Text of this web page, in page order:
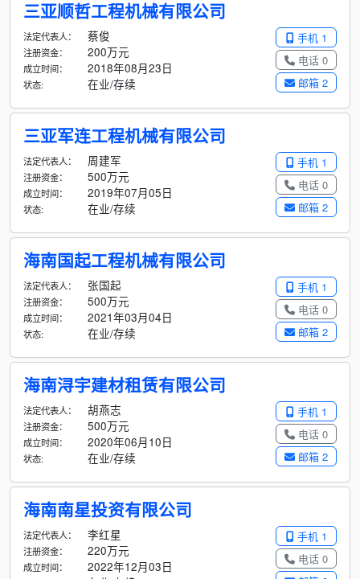
三亚顺哲工程机械有限公司
手机 1
电话 0
邮箱 2
法定代表人： 蔡俊
注册资金： 200万元
成立时间： 2018年08月23日
状态: 在业/存续
三亚军连工程机械有限公司
手机 1
电话 0
邮箱 2
法定代表人： 周建军
注册资金： 500万元
成立时间： 2019年07月05日
状态: 在业/存续
海南国起工程机械有限公司
手机 1
电话 0
邮箱 2
法定代表人： 张国起
注册资金： 500万元
成立时间： 2021年03月04日
状态: 在业/存续
海南浔宇建材租赁有限公司
手机 1
电话 0
邮箱 2
法定代表人： 胡燕志
注册资金： 500万元
成立时间： 2020年06月10日
状态: 在业/存续
海南南星投资有限公司
手机 1
电话 0
法定代表人： 李红星
注册资金： 220万元
成立时间： 2022年12月03日